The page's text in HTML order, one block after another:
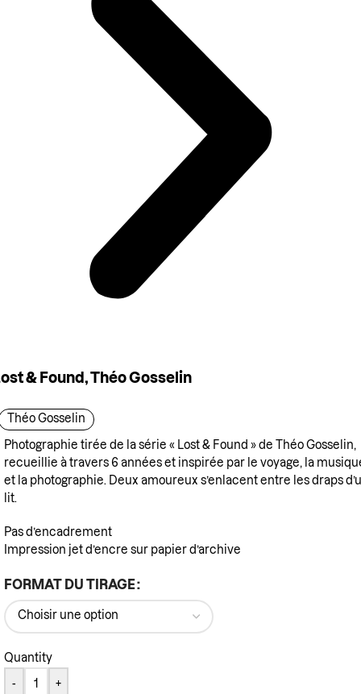
& Found, Théo Gosselin
Théo Gosselin
Photographie tirée de la série « Lost & Found » de Théo Gosselin,
recueillie à travers 6 années et inspirée par le voyage, la
et la photographie. Deux amoureux s’enlacent entre les draps
lit.
Pas d’encadrement
Impression jet d’encre sur papier d’archive
FORMAT DU TIRAGE
Quantity
- +